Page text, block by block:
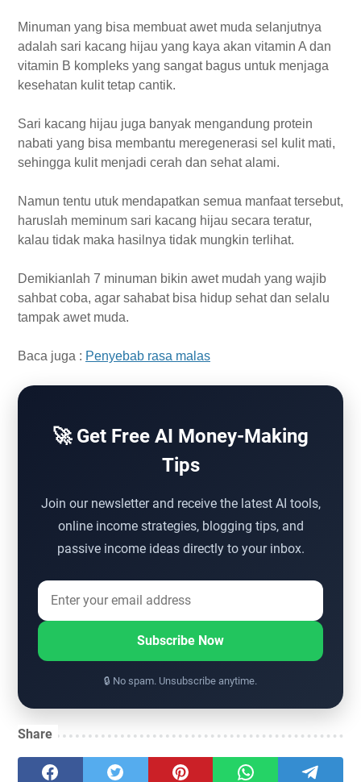
Minuman yang bisa membuat awet muda selanjutnya
adalah sari kacang hijau yang kaya akan vitamin A dan
vitamin B kompleks yang sangat bagus untuk menjaga
kesehatan kulit tetap cantik.
Sari kacang hijau juga banyak mengandung protein
nabati yang bisa membantu meregenerasi sel kulit mati,
sehingga kulit menjadi cerah dan sehat alami.
Namun tentu utuk mendapatkan semua manfaat tersebut,
haruslah meminum sari kacang hijau secara teratur,
kalau tidak maka hasilnya tidak mungkin terlihat.
Demikianlah 7 minuman bikin awet mudah yang wajib
sahbat coba, agar sahabat bisa hidup sehat dan selalu
tampak awet muda.
Baca juga : Penyebab rasa malas
🚀 Get Free AI Money-Making
Tips
Join our newsletter and receive the latest AI tools,
online income strategies, blogging tips, and
passive income ideas directly to your inbox.
Subscribe Now
🔒 No spam. Unsubscribe anytime.
Share